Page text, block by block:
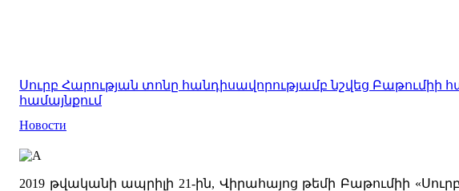
Սուրբ Հարության տոնը հանդիսավորությամբ նշվեց Բաթումիի
համայնքում
Новости
2019 թվականի ապրիլի 21-ին, Վիրահայոց թեմի Բաթումիի «Սուրբ